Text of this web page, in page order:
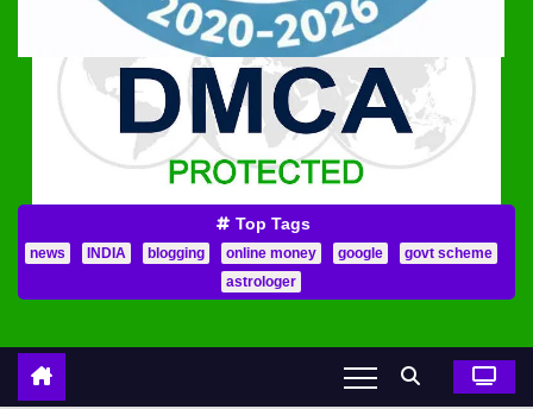
Top Tags
news INDIA blogging online money google
govt scheme
astrologer